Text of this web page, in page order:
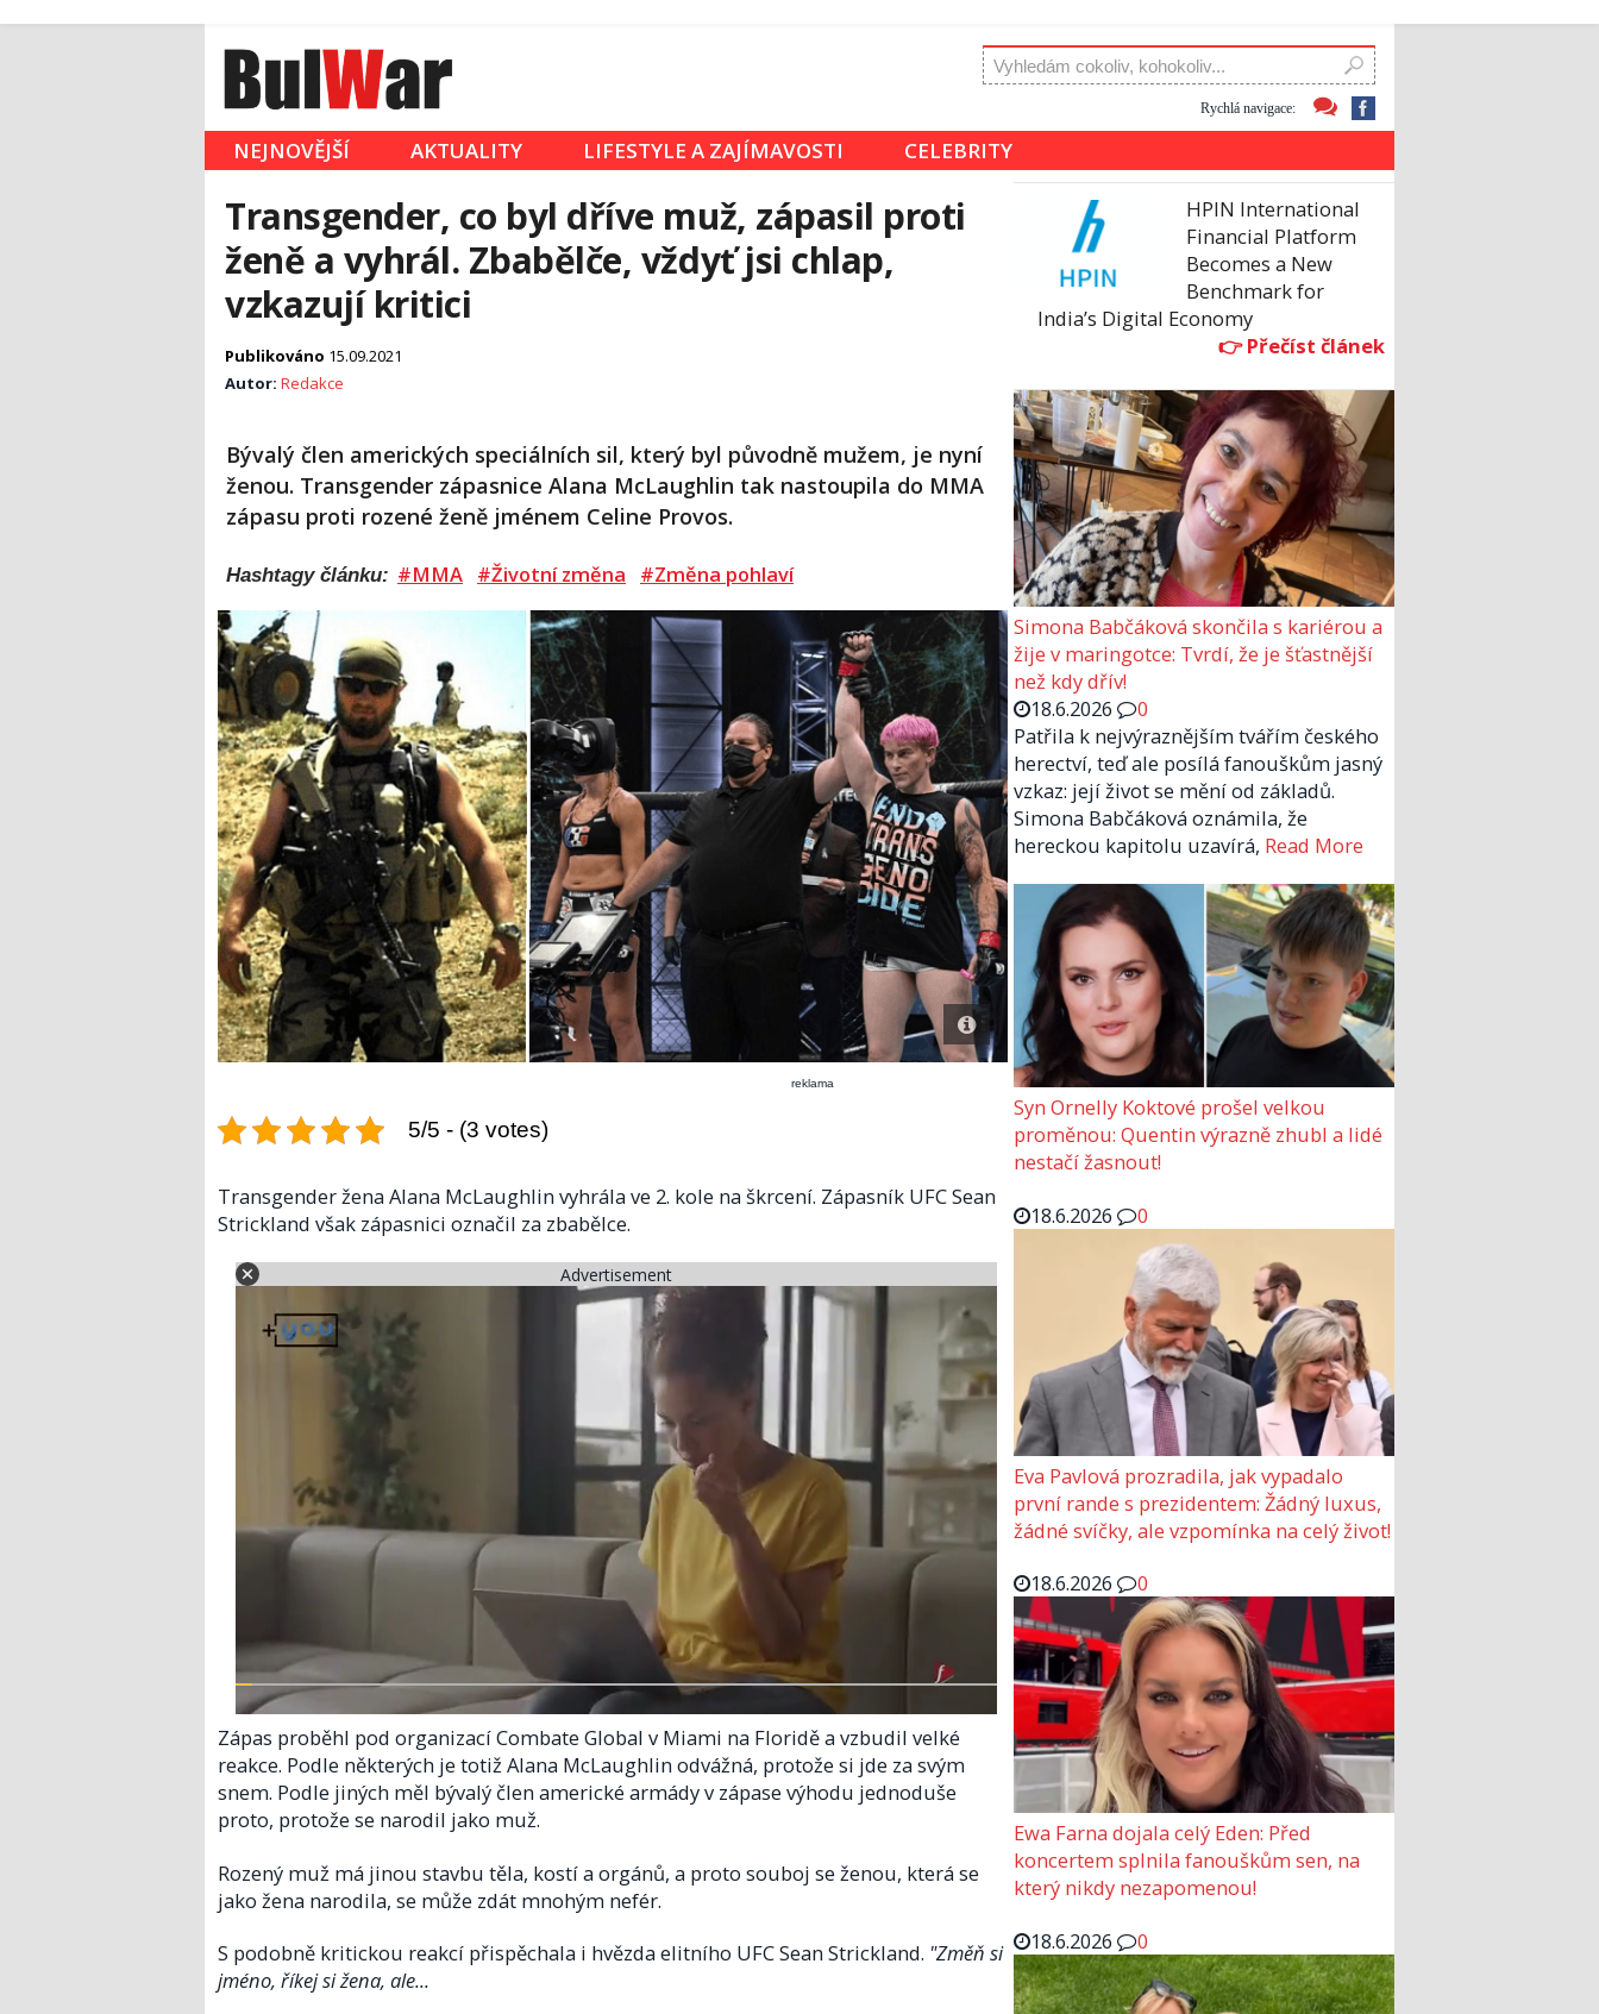
Rychlá navigace:
NEJNOVĚJŠÍ AKTUALITY LIFESTYLE A ZAJÍMAVOSTI CELEBRITY
Transgender, co byl dříve muž, zápasil proti
ženě a vyhrál. Zbabělče, vždyť jsi chlap,
vzkazují kritici
Publikováno 15.09.2021
Autor: Redakce
Bývalý člen amerických speciálních sil, který byl původně mužem, je nyní
ženou. Transgender zápasnice Alana McLaughlin tak nastoupila do MMA
zápasu proti rozené ženě jménem Celine Provos.
Hashtagy článku: #MMA #Životní změna #Změna pohlaví
reklama
5/5 - (3 votes)
Transgender žena Alana McLaughlin vyhrála ve 2. kole na škrcení. Zápasník UFC Sean
Strickland však zápasnici označil za zbabělce.
Advertisement
Zápas proběhl pod organizací Combate Global v Miami na Floridě a vzbudil velké
reakce. Podle některých je totiž Alana McLaughlin odvážná, protože si jde za svým
snem. Podle jiných měl bývalý člen americké armády v zápase výhodu jednoduše
proto, protože se narodil jako muž.
Rozený muž má jinou stavbu těla, kostí a orgánů, a proto souboj se ženou, která se
jako žena narodila, se může zdát mnohým nefér.
S podobně kritickou reakcí přispěchala i hvězda elitního UFC Sean Strickland. "Změň si
jméno, říkej si žena, ale...
HPIN International
Financial Platform
Becomes a New
Benchmark for
India’s Digital Economy
Simona Babčáková skončila s kariérou a
žije v maringotce: Tvrdí, že je šťastnější
než kdy dřív!
18.6.2026
0
Patřila k nejvýraznějším tvářím českého
herectví, teď ale posílá fanouškům jasný
vzkaz: její život se mění od základů.
Simona Babčáková oznámila, že
hereckou kapitolu uzavírá, Read More
Syn Ornelly Koktové prošel velkou
proměnou: Quentin výrazně zhubl a lidé
nestačí žasnout!
18.6.2026
0
Eva Pavlová prozradila, jak vypadalo
první rande s prezidentem: Žádný luxus,
žádné svíčky, ale vzpomínka na celý život!
18.6.2026
0
Ewa Farna dojala celý Eden: Před
koncertem splnila fanouškům sen, na
který nikdy nezapomenou!
18.6.2026
0